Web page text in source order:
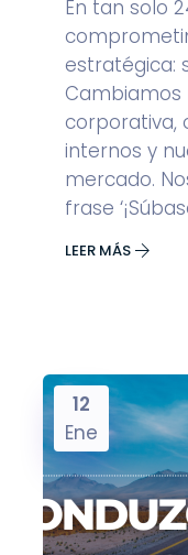
En tan solo
estratégica:
Cambiamos
corporativa,
internos y
mercado.
frase
LEER MÁS
12
Ene